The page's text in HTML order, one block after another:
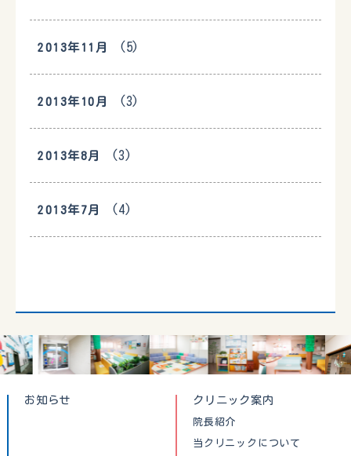
2013年11月 (5)
2013年10月 (3)
2013年8月 (3)
2013年7月 (4)
お知らせ クリニック案内
院長紹介
当クリニックについて